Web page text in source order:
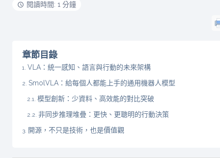
閱讀時間: 1 分鐘
章節目錄
VLA：統一感知、語言與行動的未來架構
SmolVLA：給每個人都能上手的通用機器人模型
模型創新：少資料、高效能的對比突破
非同步推理堆疊：更快、更聰明的行動決策
開源，不只是技術，也是價值觀